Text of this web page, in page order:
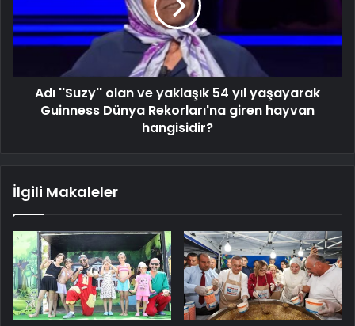
Adı ''Suzy'' olan ve yaklaşık 54 yıl yaşayarak
Guinness Dünya Rekorları'na giren hayvan
hangisidir?
İlgili Makaleler